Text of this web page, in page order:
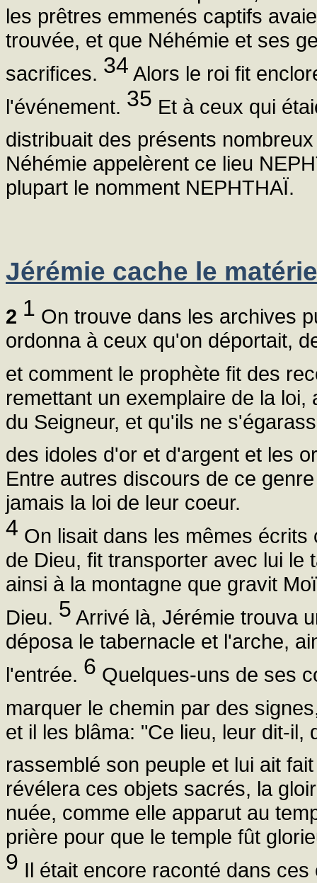
les prêtres emmenés captifs
trouvée, et que Néhémie et ses
sacrifices. 34 Alors le roi fit
l'événement. 35 Et à ceux qui
distribuait des présents
Néhémie appelèrent ce lieu
plupart le nomment NEPHTHAÏ.
Jérémie cache le
2 1 On trouve dans les archives
ordonna à ceux qu'on déportait,
et comment le prophète fit des
remettant un exemplaire de la
du Seigneur, et qu'ils ne
des idoles d'or et d'argent et les
Entre autres discours de ce
jamais la loi de leur coeur.
4 On lisait dans les mêmes
de Dieu, fit transporter avec lui le
ainsi à la montagne que gravit
Dieu. 5 Arrivé là, Jérémie trouva
déposa le tabernacle et l'arche,
l'entrée. 6 Quelques-uns de ses
marquer le chemin par des
et il les blâma: "Ce lieu, leur dit-
rassemblé son peuple et lui ait
révélera ces objets sacrés, la
nuée, comme elle apparut au
prière pour que le temple fût
9 Il était encore raconté dans